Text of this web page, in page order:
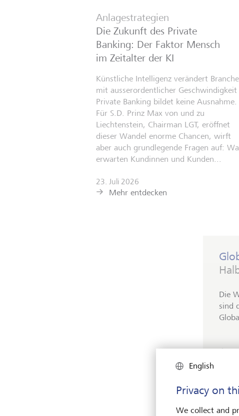
Anlagestrategien
Die Zukunft des Private
Banking: Der Faktor Mensch
im Zeitalter der KI
Künstliche Intelligenz verändert
mit ausserordentlicher Geschwindigkeit
Private Banking bildet keine Ausnahme.
Für S.D. Prinz Max von und zu
Liechtenstein, Chairman LGT, eröffnet
dieser Wandel enorme Chancen, wirft
aber auch grundlegende Fragen auf:
erwarten Kundinnen und Kunden...
23. Juli 2026
Mehr entdecken
Die
sind
English
Privacy on
We collect and